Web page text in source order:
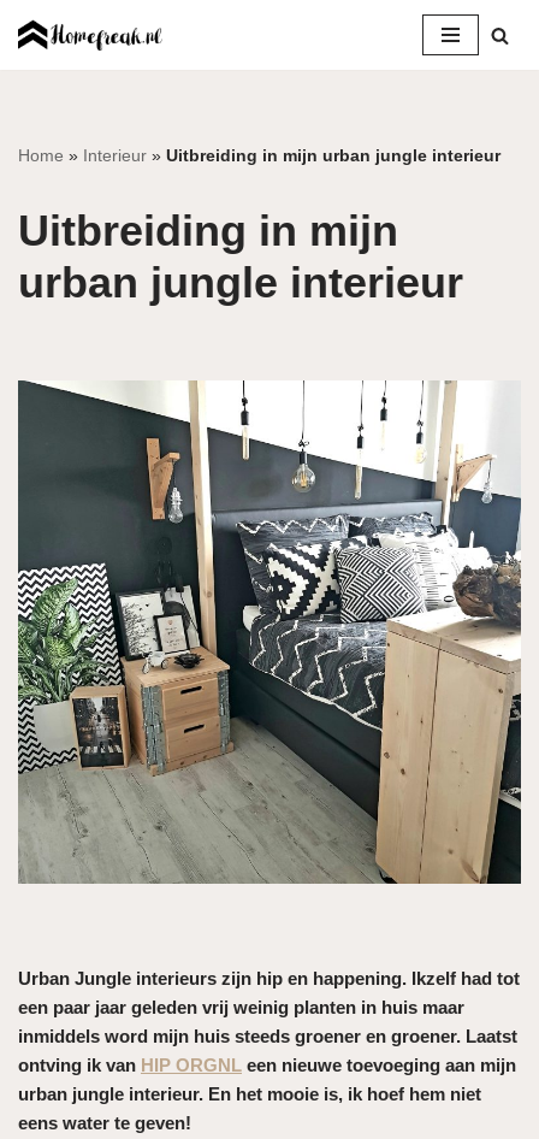
inhoud
Home » Interieur » Uitbreiding in mijn urban jungle interieur
Uitbreiding in mijn
urban jungle interieur
Urban Jungle interieurs zijn hip en happening. Ikzelf had tot
een paar jaar geleden vrij weinig planten in huis maar
inmiddels word mijn huis steeds groener en groener. Laatst
ontving ik van HIP ORGNL een nieuwe toevoeging aan mijn
urban jungle interieur. En het mooie is, ik hoef hem niet
eens water te geven!